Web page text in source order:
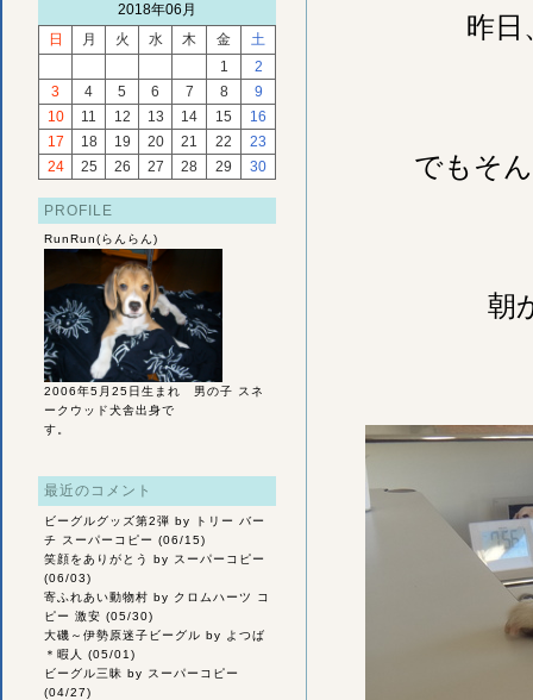
2018年06月
日
月 火 水 木 金
土
1
2
3
4 5 6 7 8
9
10
11 12 13 14 15
16
17
18 19 20 21 22
23
24
25 26 27 28 29 30
PROFILE
RunRun(らんらん)
2006年5月25日生まれ 男の子 スネ
ークウッド犬舎出身で
す。
最近のコメント
ビーグルグッズ第2弾 by トリー バー
チ スーパーコピー (06/15)
笑顔をありがとう
by スーパーコピー
(06/03)
寄ふれあい動物村 by クロムハーツ コ
ピー 激安 (05/30)
大磯～伊勢原迷子ビーグル by よつば
＊暇人 (05/01)
ビーグル三昧 by スーパーコピー
(04/27)
昨日
でもそ
朝